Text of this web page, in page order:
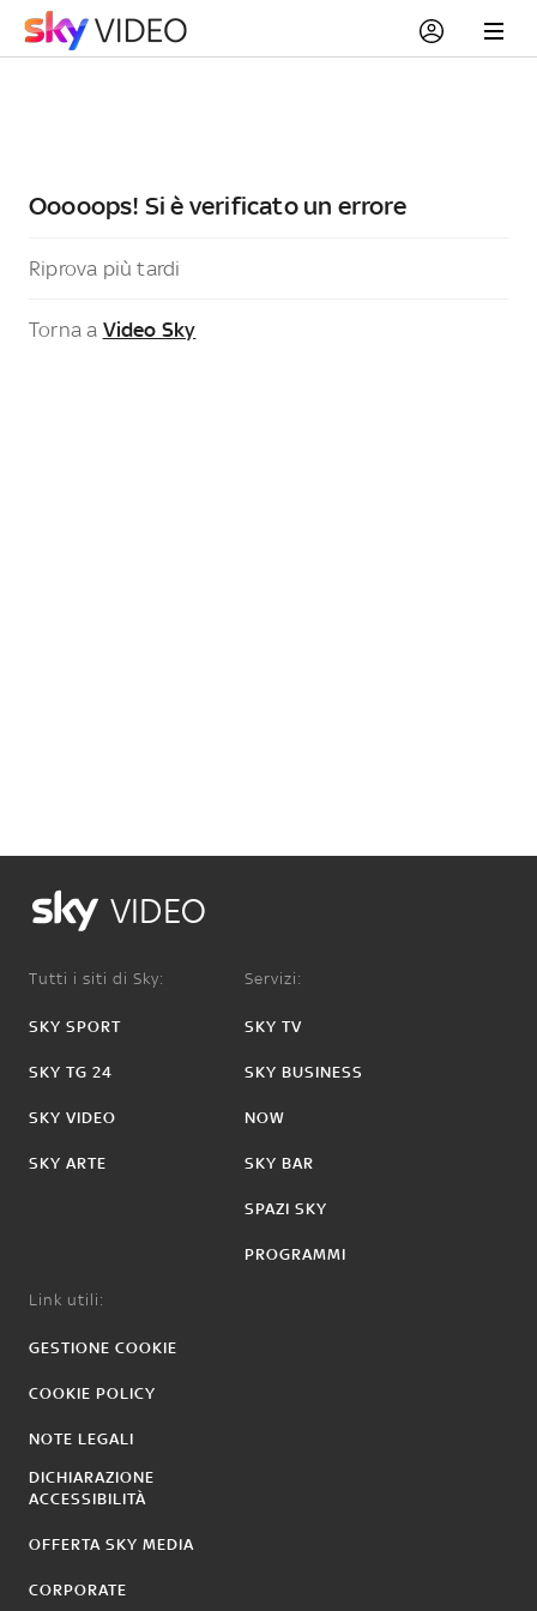
Ooooops! Si è verificato un errore
Riprova più tardi
Torna a Video Sky
VIDEO
Tutti i siti di Sky:
SKY SPORT
SKY TG 24
SKY VIDEO
SKY ARTE
Servizi:
SKY TV
SKY BUSINESS
NOW
SKY BAR
SPAZI SKY
PROGRAMMI
Link utili:
GESTIONE COOKIE
COOKIE POLICY
NOTE LEGALI
DICHIARAZIONE
ACCESSIBILITÀ
OFFERTA SKY MEDIA
CORPORATE